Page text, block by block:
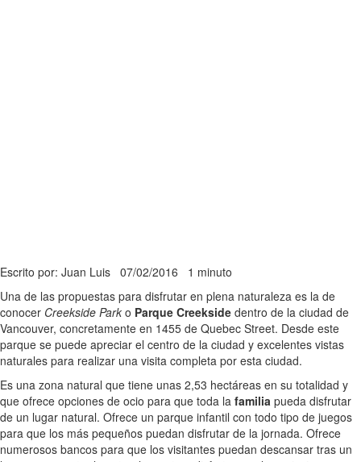
Escrito por: Juan Luis 07/02/2016 1 minuto
Una de las propuestas para disfrutar en plena naturaleza es la de
conocer Creekside Park o Parque Creekside dentro de la ciudad de
Vancouver, concretamente en 1455 de Quebec Street. Desde este
parque se puede apreciar el centro de la ciudad y excelentes vistas
naturales para realizar una visita completa por esta ciudad.
Es una zona natural que tiene unas 2,53 hectáreas en su totalidad y
que ofrece opciones de ocio para que toda la familia pueda disfrutar
de un lugar natural. Ofrece un parque infantil con todo tipo de juegos
para que los más pequeños puedan disfrutar de la jornada. Ofrece
numerosos bancos para que los visitantes puedan descansar tras un